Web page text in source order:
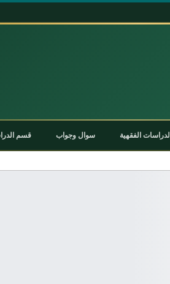
الفقهية سوال وجواب قسم